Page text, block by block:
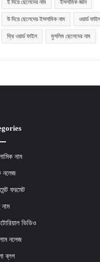
ই দিয়ে ছেলেদের নাম ইসলামিক জ্ঞান
উ দিয়ে ছেলেদের ইসলামিক নাম ওয়ার্ড
ফ্রি ওয়ার্ড ফাইল মুসলিম ছেলেদের নাম
নাম
নলেজ
ফরমেট
নাম
ভিডিও
নলেজ
ব্লগ